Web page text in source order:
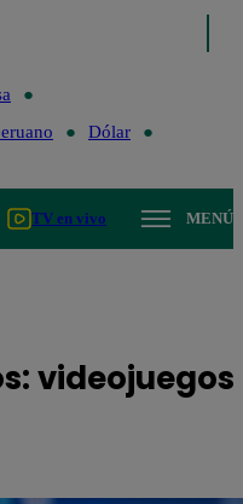
Dólar
TV en vivo MENÚ